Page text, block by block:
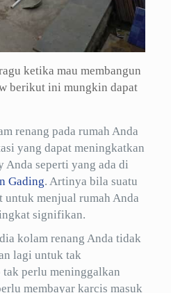
ketika mau membangun
berikut ini mungkin dapat
renang pada rumah Anda
yang dapat meningkatkan
Anda seperti yang ada di
Gading. Artinya bila suatu
untuk menjual rumah Anda
signifikan.
kolam renang Anda tidak
lagi untuk tak
tak perlu meninggalkan
membayar karcis masuk